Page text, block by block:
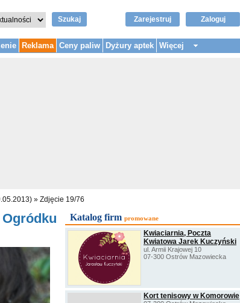
Szukaj Zaloguj
Zarejestruj
Reklama Ceny paliw Dyżury aptek Więcej
» Zdjęcie 19/76
Katalog firm promowane
Kwiaciarnia, Poczta
Kwiatowa Jarek Kuczyński
ul. Armii Krajowej 10
07-300 Ostrów Mazowiecka
Kort tenisowy w Komorowie